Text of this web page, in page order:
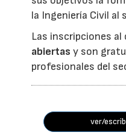
la Ingeniería Civil al
Las inscripciones
abiertas y son
profesionales del
ver/